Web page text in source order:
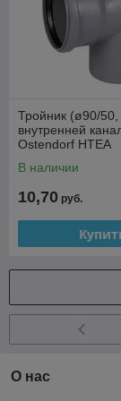
Тройник (ø90/50,
внутренней
Ostendorf HTEA
В наличии
10,70 руб.
О нас